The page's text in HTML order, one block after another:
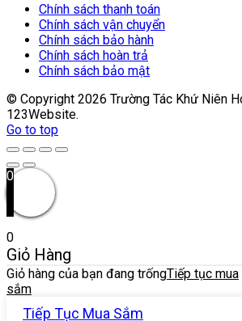
Chính sách thanh toán
Chính sách vận chuyển
Chính sách bảo hành
Chính sách hoàn trả
Chính sách bảo mật
© Copyright 2026 Trường Tác Khứ Niên
123Website.
Go to top
0
0
Giỏ Hàng
Giỏ hàng của bạn đang trốngTiếp tục mua
sắm
Tiếp Tục Mua Sắm